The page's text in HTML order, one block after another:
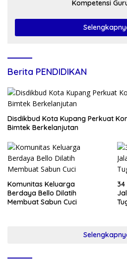
Kompetensi
Berita PENDIDIKAN
Disdikbud Kota Kupang Perkuat
Bimtek Berkelanjutan
Komunitas Keluarga
Berdaya Bello Dilatih
Membuat Sabun Cuci